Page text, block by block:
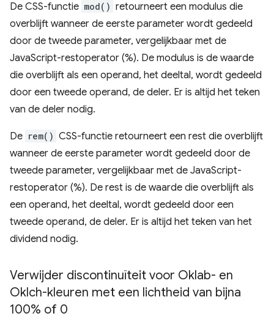
De CSS-functie mod() retourneert een modulus die
overblijft wanneer de eerste parameter wordt gedeeld
door de tweede parameter, vergelijkbaar met de
JavaScript-restoperator (%). De modulus is de waarde
die overblijft als een operand, het deeltal, wordt gedeeld
door een tweede operand, de deler. Er is altijd het teken
van de deler nodig.
De rem() CSS-functie retourneert een rest die overblijft
wanneer de eerste parameter wordt gedeeld door de
tweede parameter, vergelijkbaar met de JavaScript-
restoperator (%). De rest is de waarde die overblijft als
een operand, het deeltal, wordt gedeeld door een
tweede operand, de deler. Er is altijd het teken van het
dividend nodig.
Verwijder discontinuïteit voor Oklab- en
Oklch-kleuren met een lichtheid van bijna
100% of 0